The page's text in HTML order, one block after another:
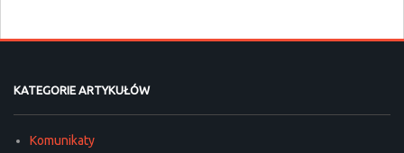
KATEGORIE ARTYKUŁÓW
Komunikaty